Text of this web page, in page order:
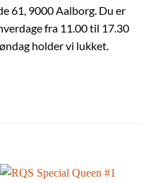
61, 9000 Aalborg. Du er
fra 11.00 til 17.30
holder vi lukket.